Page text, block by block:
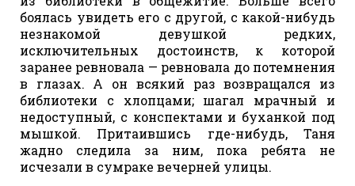
боялась увидеть его с другой, с какой-нибудь
незнакомой девушкой редких,
исключительных достоинств, к которой
заранее ревновала — ревновала до потемнения
в глазах. А он всякий раз возвращался из
библиотеки с хлопцами; шагал мрачный и
недоступный, с конспектами и буханкой под
мышкой. Притаившись где-нибудь, Таня
жадно следила за ним, пока ребята не
исчезали в сумраке вечерней улицы.